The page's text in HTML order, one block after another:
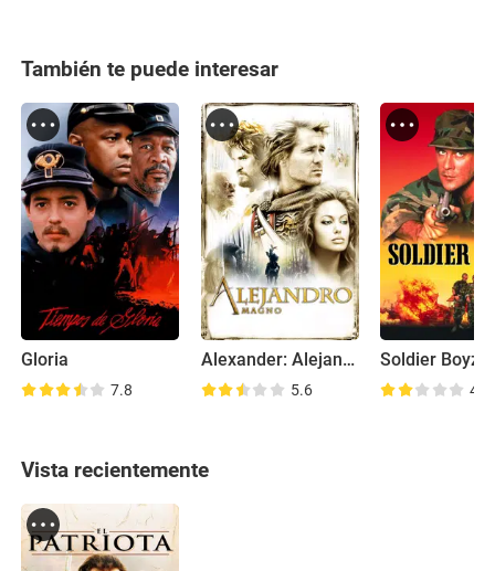
También te puede interesar
Gloria
7.8
Alexander: Alejandro Magno
5.6
Soldier Boyz
4.4
Vista recientemente